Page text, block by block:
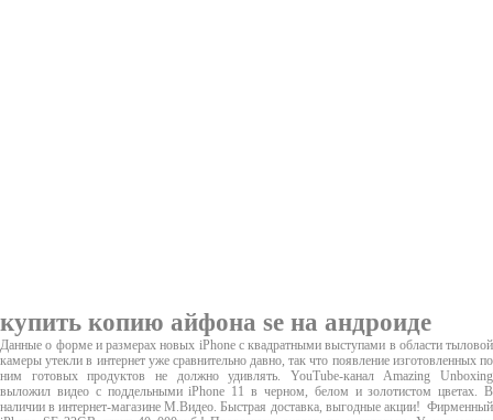
купить копию айфона se на андроиде
Данные о форме и размерах новых iPhone с квадратными выступами в области тыловой
камеры утекли в интернет уже сравнительно давно, так что появление изготовленных по
ним готовых продуктов не должно удивлять. YouTube-канал Amazing Unboxing
выложил видео с поддельными iPhone 11 в черном, белом и золотистом цветах. В
наличии в интернет-магазине М.Видео. Быстрая доставка, выгодные акции! Фирменный